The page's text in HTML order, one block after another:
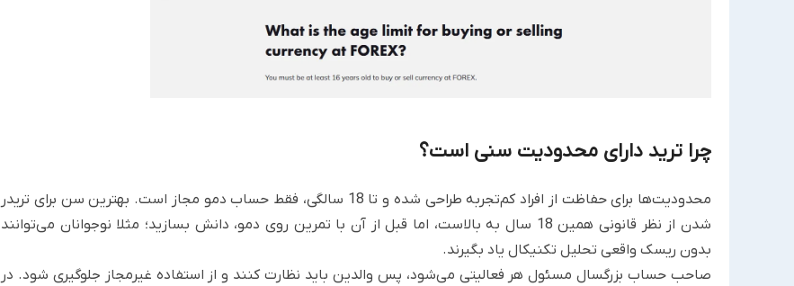
چرا ترید دارای محدودیت سنی است؟
محدودیت‌ها برای حفاظت از افراد کم‌تجربه طراحی شده و تا 18 سالگی، فقط حساب دمو مجاز است. بهترین سن برای تریدر
شدن از نظر قانونی همین 18 سال به بالاست، اما قبل از آن با تمرین روی دمو، دانش بسازید؛ مثلا نوجوانان می‌توانند
بدون ریسک واقعی تحلیل تکنیکال یاد بگیرند.
صاحب حساب بزرگسال مسئول هر فعالیتی می‌شود، پس والدین باید نظارت کنند و از استفاده غیرمجاز جلوگیری شود. در